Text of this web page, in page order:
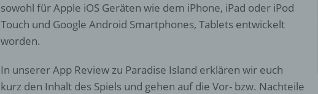
sowohl für Apple iOS Geräten wie dem iPhone, iPad oder iPod
Touch und Google Android Smartphones, Tablets entwickelt
worden.
In unserer App Review zu Paradise Island erklären wir euch
kurz den Inhalt des Spiels und gehen auf die Vor- bzw. Nachteile